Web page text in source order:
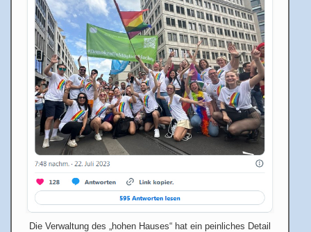
Die Verwaltung des „hohen Hauses“ hat ein peinliches Detail